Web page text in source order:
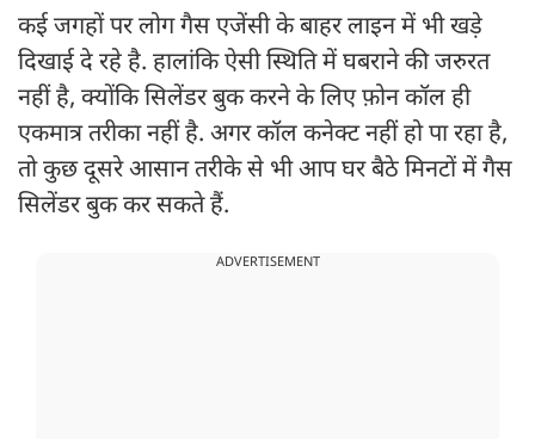
कई जगहों पर लोग गैस एजेंसी के बाहर लाइन में भी खड़े
दिखाई दे रहे है. हालांकि ऐसी स्थिति में घबराने की जरुरत
नहीं है, क्योंकि सिलेंडर बुक करने के लिए फ़ोन कॉल ही
एकमात्र तरीका नहीं है. अगर कॉल कनेक्ट नहीं हो पा रहा है,
तो कुछ दूसरे आसान तरीके से भी आप घर बैठे मिनटों में गैस
सिलेंडर बुक कर सकते हैं.
ADVERTISEMENT